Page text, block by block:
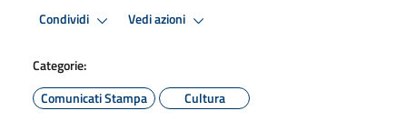
Condividi Vedi azioni
Categorie:
Comunicati Stampa
Cultura